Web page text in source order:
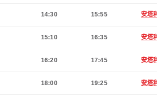
14:30 15:55 安塔
15:10 16:35 安塔
16:20 17:45 安塔
18:00 19:25 安塔